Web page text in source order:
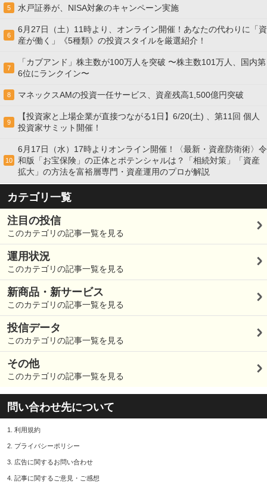
5 水戸証券が、NISA対象のキャンペーン実施
6
6月27日（土）11時より、オンライン開催！あなたの代わりに「資
産が働く」《5種類》の投資スタイルを厳選紹介！
7
「カブアンド」株主数が100万人を突破 〜株主数101万人、国内第
6位にランクイン〜
8 マネックスAMの投資一任サービス、資産残高1,500億円突破
9
【投資家と上場企業が直接つながる1日】6/20(土) 、第11回 個人
投資家サミット開催！
10
6月17日（水）17時よりオンライン開催！〈最新・資産防衛術〉令
和版「お宝保険」の正体とポテンシャルは？「相続対策」「資産
拡大」の方法を富裕層専門・資産運用のプロが解説
カテゴリ一覧
注目の投信
このカテゴリの記事一覧を見る
運用状況
このカテゴリの記事一覧を見る
新商品・新サービス
このカテゴリの記事一覧を見る
投信データ
このカテゴリの記事一覧を見る
その他
このカテゴリの記事一覧を見る
問い合わせ先について
1. 利用規約
2. プライバシーポリシー
3. 広告に関するお問い合わせ
4. 記事に関するご意見・ご感想